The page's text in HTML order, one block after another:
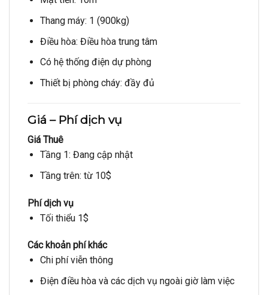
Thang máy: 1 (900kg)
Điều hòa: Điều hòa trung tâm
Có hệ thống điện dự phòng
Thiết bị phòng cháy: đầy đủ
Giá – Phí dịch vụ
Giá Thuê
Tầng 1: Đang cập nhật
Tầng trên: từ 10$
Phí dịch vụ
Tối thiểu 1$
Các khoản phí khác
Chi phí viễn thông
Điện điều hòa và các dịch vụ ngoài giờ làm việc